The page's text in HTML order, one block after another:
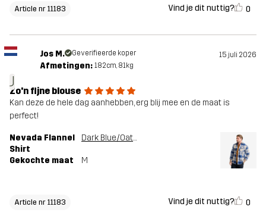
Article nr 11183 Vind je dit nuttig? 0
J
Jos M. Geverifieerde koper 15 juli 2026
Afmetingen: 182cm, 81kg
Zo'n fijne blouse
Kan deze de hele dag aanhebben, erg blij mee en de maat is
perfect!
Nevada Flannel
Shirt
Dark Blue/Oatmeal
Gekochte maat M
Article nr 11183 Vind je dit nuttig? 0